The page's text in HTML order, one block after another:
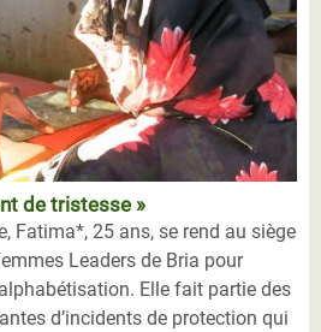
de tristesse »
Fatima*, 25 ans, se rend au siège
Leaders de Bria pour
Elle fait partie des
d’incidents de protection qui